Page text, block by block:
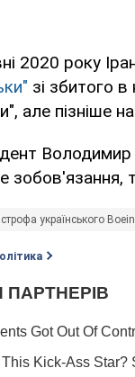
2020 року
зі збитого
але пізніше
Володимир
зобов'язання,
українського